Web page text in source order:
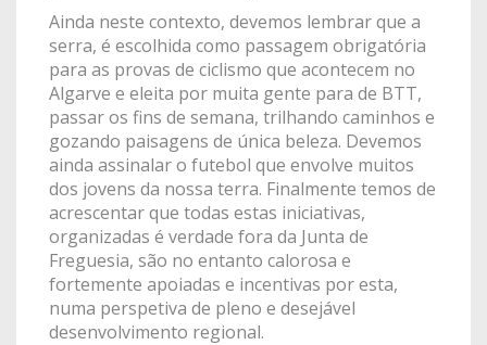
Ainda neste contexto, devemos lembrar que a
serra, é escolhida como passagem obrigatória
para as provas de ciclismo que acontecem no
Algarve e eleita por muita gente para de BTT,
passar os fins de semana, trilhando caminhos e
gozando paisagens de única beleza. Devemos
ainda assinalar o futebol que envolve muitos
dos jovens da nossa terra. Finalmente temos de
acrescentar que todas estas iniciativas,
organizadas é verdade fora da Junta de
Freguesia, são no entanto calorosa e
fortemente apoiadas e incentivas por esta,
numa perspetiva de pleno e desejável
desenvolvimento regional.